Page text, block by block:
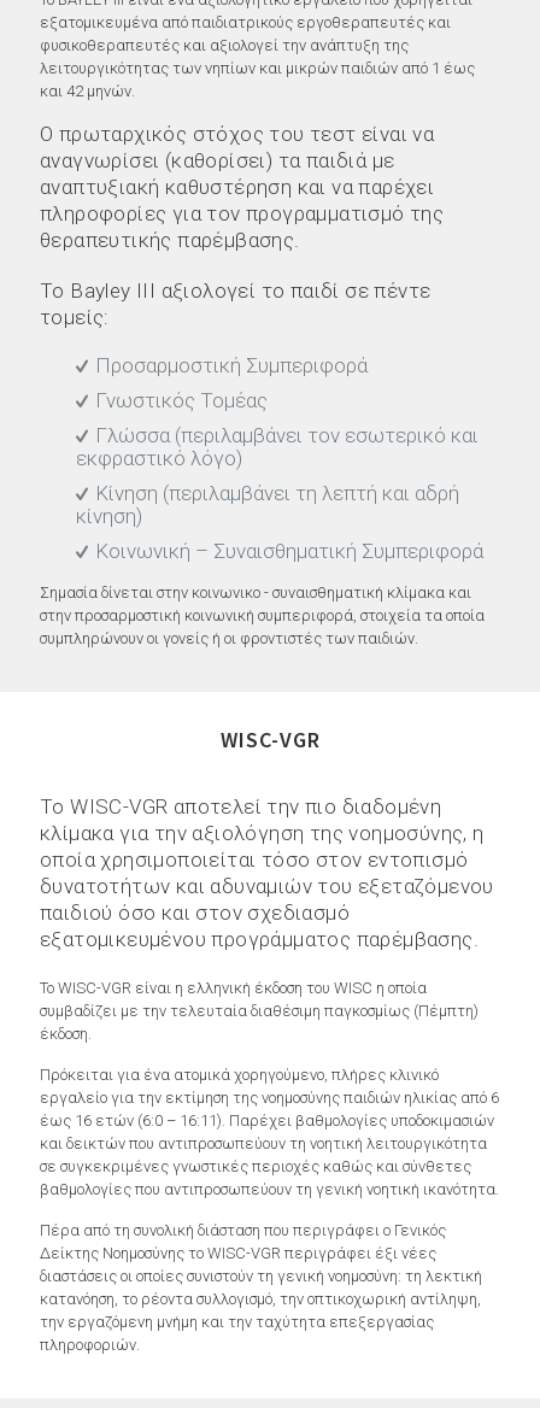
εξατομικευμένα από παιδιατρικούς εργοθεραπευτές και
φυσικοθεραπευτές και αξιολογεί την ανάπτυξη της
λειτουργικότητας των νηπίων και μικρών παιδιών από 1 έως
και 42 μηνών.
Ο πρωταρχικός στόχος του τεστ είναι να
αναγνωρίσει (καθορίσει) τα παιδιά με
αναπτυξιακή καθυστέρηση και να παρέχει
πληροφορίες για τον προγραμματισμό της
θεραπευτικής παρέμβασης.
Το Bayley ΙΙΙ αξιολογεί το παιδί σε πέντε
τομείς:
Προσαρμοστική Συμπεριφορά
Γνωστικός Τομέας
Γλώσσα (περιλαμβάνει τον εσωτερικό και
εκφραστικό λόγο)
Κίνηση (περιλαμβάνει τη λεπτή και αδρή
κίνηση)
Κοινωνική – Συναισθηματική Συμπεριφορά
Σημασία δίνεται στην κοινωνικο - συναισθηματική κλίμακα και
στην προσαρμοστική κοινωνική συμπεριφορά, στοιχεία τα οποία
συμπληρώνουν οι γονείς ή οι φροντιστές των παιδιών.
WISC-VGR
Το WISC-VGR αποτελεί την πιο διαδομένη
κλίμακα για την αξιολόγηση της νοημοσύνης, η
οποία χρησιμοποιείται τόσο στον εντοπισμό
δυνατοτήτων και αδυναμιών του εξεταζόμενου
παιδιού όσο και στον σχεδιασμό
εξατομικευμένου προγράμματος παρέμβασης.
Το WISC-VGR είναι η ελληνική έκδοση του WISC η οποία
συμβαδίζει με την τελευταία διαθέσιμη παγκοσμίως (Πέμπτη)
έκδοση.
Πρόκειται για ένα ατομικά χορηγούμενο, πλήρες κλινικό
εργαλείο για την εκτίμηση της νοημοσύνης παιδιών ηλικίας από 6
έως 16 ετών (6:0 – 16:11). Παρέχει βαθμολογίες υποδοκιμασιών
και δεικτών που αντιπροσωπεύουν τη νοητική λειτουργικότητα
σε συγκεκριμένες γνωστικές περιοχές καθώς και σύνθετες
βαθμολογίες που αντιπροσωπεύουν τη γενική νοητική ικανότητα.
Πέρα από τη συνολική διάσταση που περιγράφει ο Γενικός
Δείκτης Νοημοσύνης το WISC-VGR περιγράφει έξι νέες
διαστάσεις οι οποίες συνιστούν τη γενική νοημοσύνη: τη λεκτική
κατανόηση, το ρέοντα συλλογισμό, την οπτικοχωρική αντίληψη,
την εργαζόμενη μνήμη και την ταχύτητα επεξεργασίας
πληροφοριών.